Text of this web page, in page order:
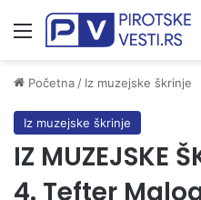
Meni
Početna / Iz muzejske škrinje
Iz muzejske škrinje
IZ MUZEJSKE
4. Tefter